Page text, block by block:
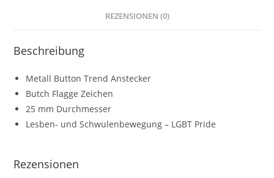
REZENSIONEN (0)
Beschreibung
Metall Button Trend Anstecker
Butch Flagge Zeichen
25 mm Durchmesser
Lesben- und Schwulenbewegung – LGBT Pride
Rezensionen